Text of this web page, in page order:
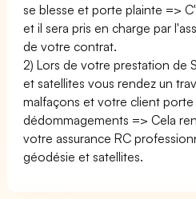
se blesse et porte plainte =>
et il sera pris en charge par
de votre contrat.
2) Lors de votre prestation de
et satellites vous rendez un
malfaçons et votre client
dédommagements => Cela
votre assurance RC
géodésie et satellites.